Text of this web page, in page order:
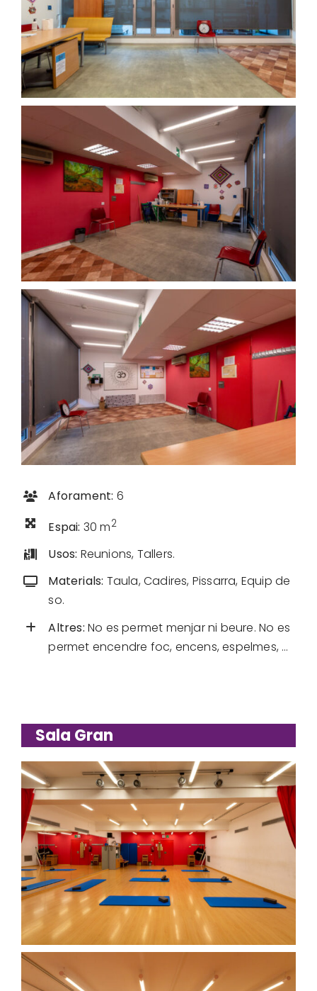
Aforament: 6
Espai: 30 m2
Usos: Reunions, Tallers.
Materials: Taula, Cadires, Pissarra, Equip de
so.
Altres: No es permet menjar ni beure. No es
permet encendre foc, encens, espelmes, …
Sala Gran